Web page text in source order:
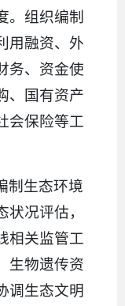
。组织编制
用融资、外
务、资金使
、国有资产
会保险等工
制生态环境
况评估，
相关监管工
生物遗传资
调生态文明